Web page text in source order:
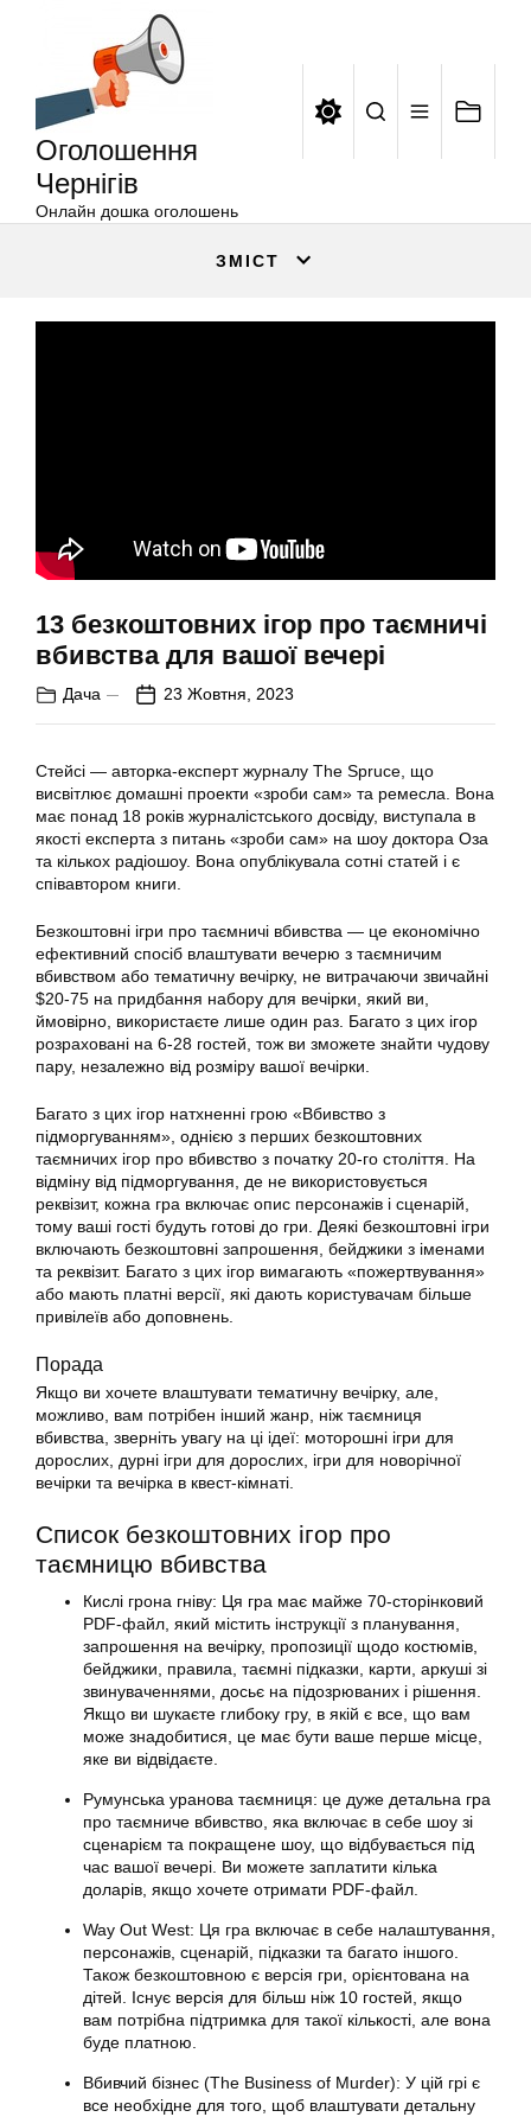
Оголошення
Чернігів
Онлайн дошка оголошень
ЗМІСТ
13 безкоштовних ігор про таємничі
вбивства для вашої вечері
Дача 23 Жовтня, 2023
Стейсі — авторка-експерт журналу The Spruce, що
висвітлює домашні проекти «зроби сам» та ремесла. Вона
має понад 18 років журналістського досвіду, виступала в
якості експерта з питань «зроби сам» на шоу доктора Оза
та кількох радіошоу. Вона опублікувала сотні статей і є
співавтором книги.
Безкоштовні ігри про таємничі вбивства — це економічно
ефективний спосіб влаштувати вечерю з таємничим
вбивством або тематичну вечірку, не витрачаючи звичайні
$20-75 на придбання набору для вечірки, який ви,
ймовірно, використаєте лише один раз. Багато з цих ігор
розраховані на 6-28 гостей, тож ви зможете знайти чудову
пару, незалежно від розміру вашої вечірки.
Багато з цих ігор натхненні грою «Вбивство з
підморгуванням», однією з перших безкоштовних
таємничих ігор про вбивство з початку 20-го століття. На
відміну від підморгування, де не використовується
реквізит, кожна гра включає опис персонажів і сценарій,
тому ваші гості будуть готові до гри. Деякі безкоштовні ігри
включають безкоштовні запрошення, бейджики з іменами
та реквізит. Багато з цих ігор вимагають «пожертвування»
або мають платні версії, які дають користувачам більше
привілеїв або доповнень.
Порада
Якщо ви хочете влаштувати тематичну вечірку, але,
можливо, вам потрібен інший жанр, ніж таємниця
вбивства, зверніть увагу на ці ідеї: моторошні ігри для
дорослих, дурні ігри для дорослих, ігри для новорічної
вечірки та вечірка в квест-кімнаті.
Список безкоштовних ігор про
таємницю вбивства
Кислі грона гніву: Ця гра має майже 70-сторінковий
PDF-файл, який містить інструкції з планування,
запрошення на вечірку, пропозиції щодо костюмів,
бейджики, правила, таємні підказки, карти, аркуші зі
звинуваченнями, досьє на підозрюваних і рішення.
Якщо ви шукаєте глибоку гру, в якій є все, що вам
може знадобитися, це має бути ваше перше місце,
яке ви відвідаєте.
Румунська уранова таємниця: це дуже детальна гра
про таємниче вбивство, яка включає в себе шоу зі
сценарієм та покращене шоу, що відбувається під
час вашої вечері. Ви можете заплатити кілька
доларів, якщо хочете отримати PDF-файл.
Way Out West: Ця гра включає в себе налаштування,
персонажів, сценарій, підказки та багато іншого.
Також безкоштовною є версія гри, орієнтована на
дітей. Існує версія для більш ніж 10 гостей, якщо
вам потрібна підтримка для такої кількості, але вона
буде платною.
Вбивчий бізнес (The Business of Murder): У цій грі є
все необхідне для того, щоб влаштувати детальну